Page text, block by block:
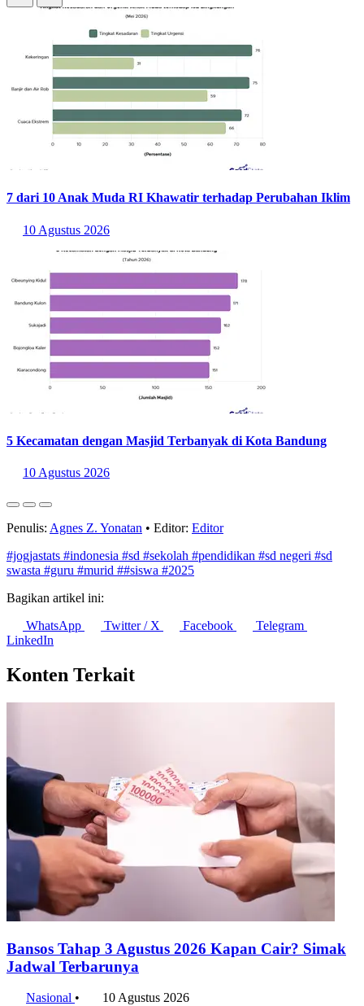
7 dari 10 Anak Muda RI Khawatir terhadap Perubahan Iklim
10 Agustus 2026
5 Kecamatan dengan Masjid Terbanyak di Kota Bandung
10 Agustus 2026
Penulis: Agnes Z. Yonatan • Editor: Editor
#jogjastats #indonesia #sd #sekolah #pendidikan #sd negeri #sd
swasta #guru #murid ##siswa #2025
Bagikan artikel ini:
WhatsApp
Twitter / X Facebook
Telegram
LinkedIn
Konten Terkait
Bansos Tahap 3 Agustus 2026 Kapan Cair? Simak
Jadwal Terbarunya
Nasional • 10 Agustus 2026